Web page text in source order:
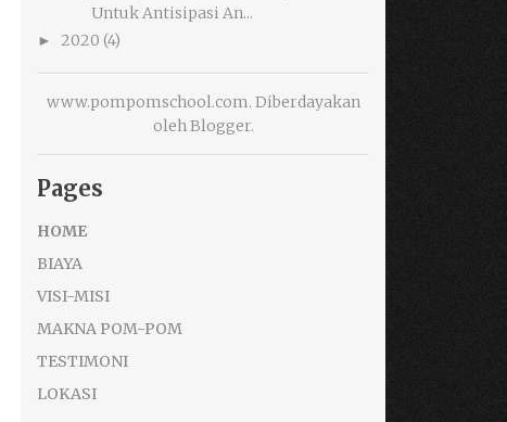
Untuk Antisipasi An...
► 2020 (4)
www.pompomschool.com. Diberdayakan
olehBlogger.
Pages
HOME
BIAYA
VISI-MISI
MAKNA POM-POM
TESTIMONI
LOKASI